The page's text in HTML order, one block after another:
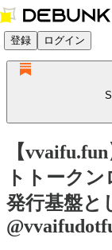
登録 ログイン
【
トトーク
発行基盤と